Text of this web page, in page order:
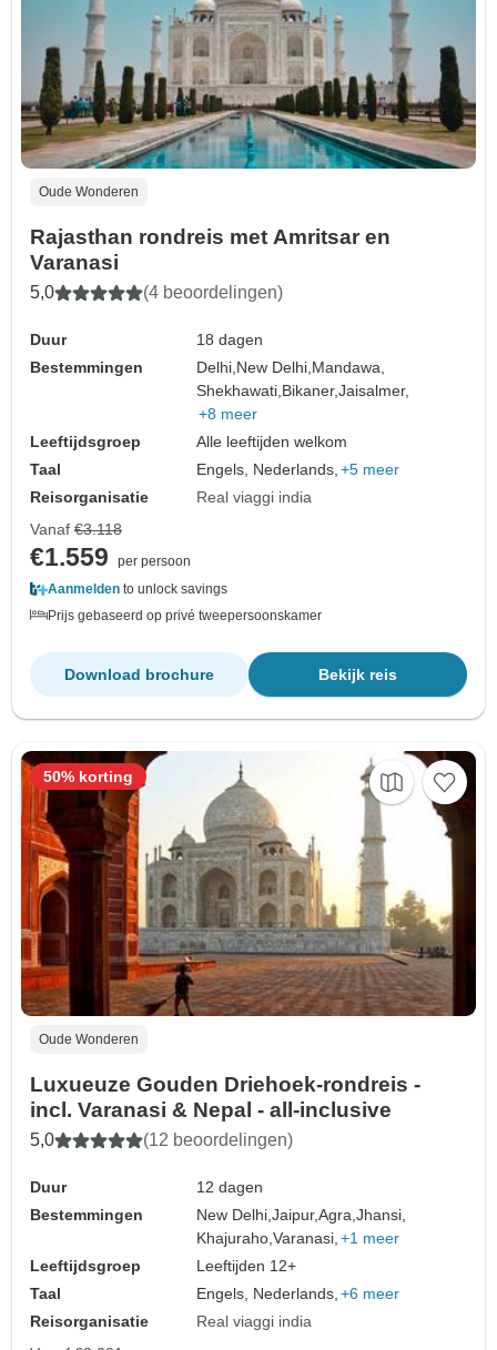
Oude Wonderen
Rajasthan rondreis met Amritsar en
Varanasi
5,0 (4 beoordelingen)
Duur
18 dagen
Bestemmingen
Delhi,New Delhi,Mandawa,
Shekhawati,Bikaner,Jaisalmer,
+8 meer
Leeftijdsgroep
Alle leeftijden welkom
Taal
Engels, Nederlands, +5 meer
Reisorganisatie
Real viaggi india
Vanaf €3.118
€1.559
per persoon
Aanmelden to unlock savings
Prijs gebaseerd op privé tweepersoonskamer
Bekijk reis
Download brochure
Oude Wonderen
Luxueuze Gouden Driehoek-rondreis -
incl. Varanasi & Nepal - all-inclusive
5,0 (12 beoordelingen)
Duur
12 dagen
Bestemmingen
New Delhi,Jaipur,Agra,Jhansi,
Khajuraho,Varanasi, +1 meer
Leeftijdsgroep
Leeftijden 12+
Taal
Engels, Nederlands, +6 meer
Reisorganisatie
Real viaggi india
50% korting